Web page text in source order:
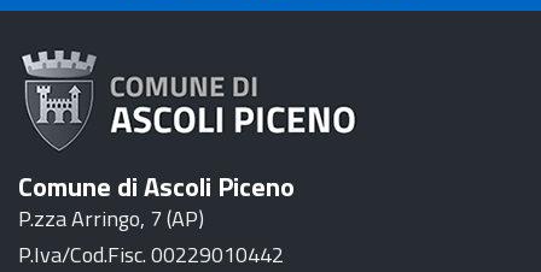
Comune di Ascoli Piceno
P.zza Arringo, 7 (AP)
P.Iva/Cod.Fisc. 00229010442